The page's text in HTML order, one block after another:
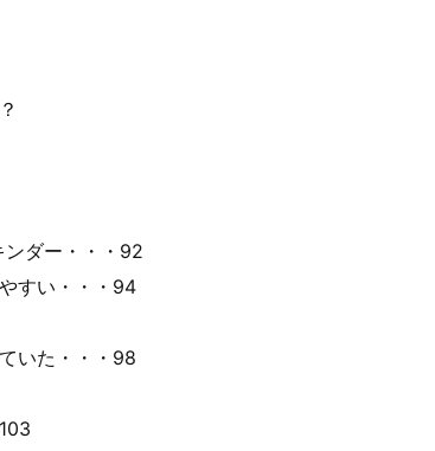
ダー・・・92
すい・・・94
いた・・・98